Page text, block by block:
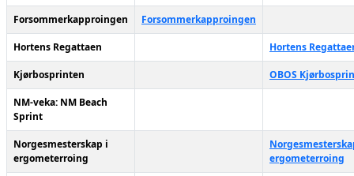
Forsommerkapproingen Forsommerkapproingen
Hortens Regattaen Hortens
Kjørbosprinten OBOS
NM-veka: NM Beach
Sprint
Norgesmesterskap i
ergometerroing
ergometerroing